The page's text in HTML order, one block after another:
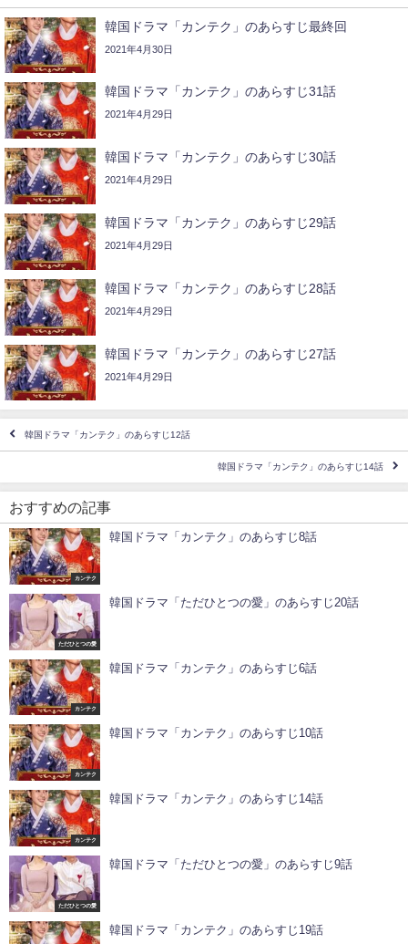
韓国ドラマ「カンテク」のあらすじ最終回
2021年4月30日
韓国ドラマ「カンテク」のあらすじ31話
2021年4月29日
韓国ドラマ「カンテク」のあらすじ30話
2021年4月29日
韓国ドラマ「カンテク」のあらすじ29話
2021年4月29日
韓国ドラマ「カンテク」のあらすじ28話
2021年4月29日
韓国ドラマ「カンテク」のあらすじ27話
2021年4月29日
韓国ドラマ「カンテク」のあらすじ12話
韓国ドラマ「カンテク」のあらすじ14話
おすすめの記事
カンテク
韓国ドラマ「カンテク」のあらすじ8話
ただひとつの愛
韓国ドラマ「ただひとつの愛」のあらすじ20話
カンテク
韓国ドラマ「カンテク」のあらすじ6話
カンテク
韓国ドラマ「カンテク」のあらすじ10話
カンテク
韓国ドラマ「カンテク」のあらすじ14話
ただひとつの愛
韓国ドラマ「ただひとつの愛」のあらすじ9話
韓国ドラマ「カンテク」のあらすじ19話